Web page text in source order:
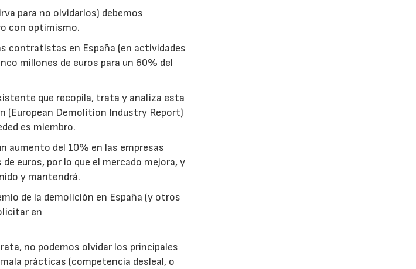
para no olvidarlos) debemos
con optimismo.
contratistas en España (en actividades
millones de euros para un 60% del
que recopila, trata y analiza esta
(European Demolition Industry Report)
es miembro.
aumento del 10% en las empresas
euros, por lo que el mercado mejora, y
y mantendrá.
de la demolición en España (y otros
en
no podemos olvidar los principales
prácticas (competencia desleal, o